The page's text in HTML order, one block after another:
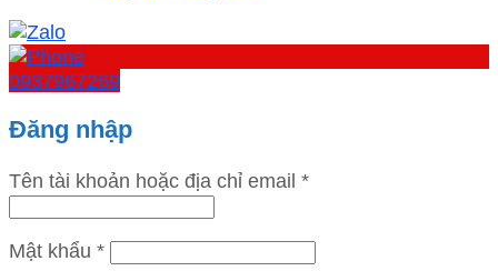
0937967269
Đăng nhập
Tên tài khoản hoặc địa chỉ email *
Mật khẩu *